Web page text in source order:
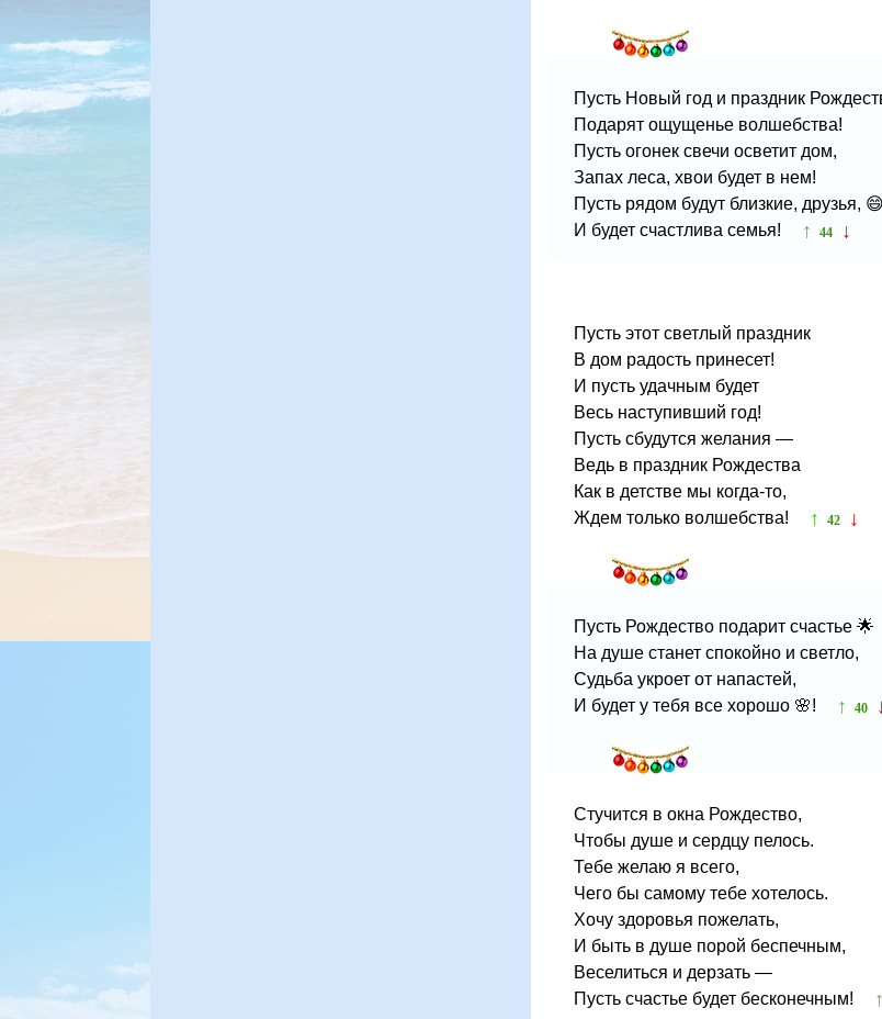
Пусть Новый год и праздник
Подарят ощущенье волшебства!
Пусть огонек свечи осветит дом,
Запах леса, хвои будет в нем!
Пусть рядом будут близкие, друзья, 😄
И будет счастлива семья!
↑ 44 ↓
Пусть этот светлый праздник
В дом радость принесет!
И пусть удачным будет
Весь наступивший год!
Пусть сбудутся желания —
Ведь в праздник Рождества
Как в детстве мы когда-то,
Ждем только волшебства!
↑ 42 ↓
Пусть Рождество подарит счастье 🌟
На душе станет спокойно и светло,
Судьба укроет от напастей,
И будет у тебя все хорошо 🌸!
↑ 40
Стучится в окна Рождество,
Чтобы душе и сердцу пелось.
Тебе желаю я всего,
Чего бы самому тебе хотелось.
Хочу здоровья пожелать,
И быть в душе порой беспечным,
Веселиться и дерзать —
Пусть счастье будет бесконечным!
↑